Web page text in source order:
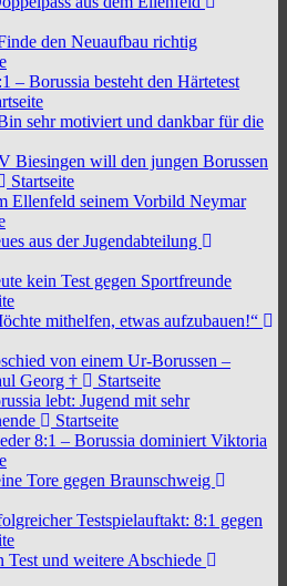
den Neuaufbau richtig
– Borussia besteht den Härtetest
sehr motiviert und dankbar für die
Biesingen will den jungen Borussen
Startseite
Ellenfeld seinem Vorbild Neymar
aus der Jugendabteilung
kein Test gegen Sportfreunde
mithelfen, etwas aufzubauen!“
von einem Ur-Borussen –
Georg †
Startseite
lebt: Jugend mit sehr
Startseite
8:1 – Borussia dominiert Viktoria
Tore gegen Braunschweig
Testspielauftakt: 8:1 gegen
Test und weitere Abschiede